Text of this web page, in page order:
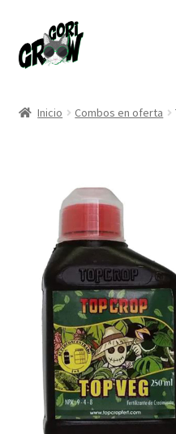
a
la
a
la
Inicio Combos en oferta